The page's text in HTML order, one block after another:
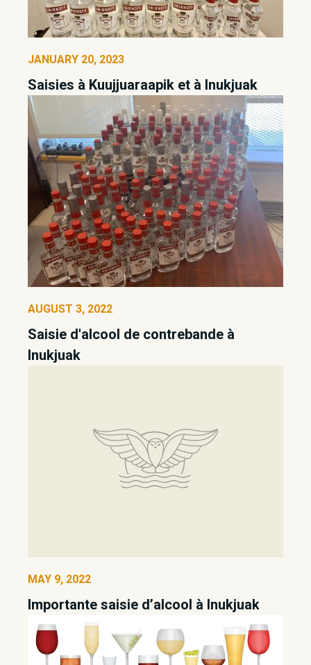
JANUARY 20, 2023
Saisies à Kuujjuaraapik et à Inukjuak
AUGUST 3, 2022
Saisie d'alcool de contrebande à
Inukjuak
MAY 9, 2022
Importante saisie d’alcool à Inukjuak